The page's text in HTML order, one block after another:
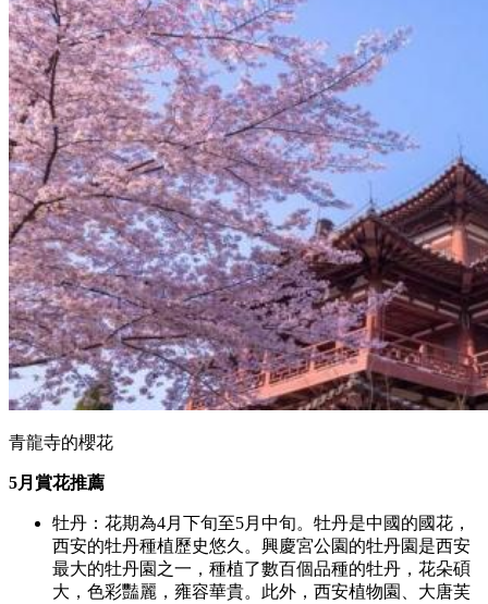
青龍寺的櫻花
5月賞花推薦
牡丹：花期為4月下旬至5月中旬。牡丹是中國的國花，
西安的牡丹種植歷史悠久。興慶宮公園的牡丹園是西安
最大的牡丹園之一，種植了數百個品種的牡丹，花朵碩
大，色彩豔麗，雍容華貴。此外，西安植物園、大唐芙